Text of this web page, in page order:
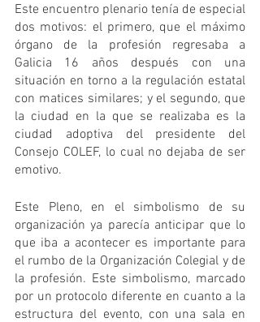
Este encuentro plenario tenía de especial
dos motivos: el primero, que el máximo
órgano de la profesión regresaba a
Galicia 16 años después con una
situación en torno a la regulación estatal
con matices similares; y el segundo, que
la ciudad en la que se realizaba es la
ciudad adoptiva del presidente del
Consejo COLEF, lo cual no dejaba de ser
emotivo.
Este Pleno, en el simbolismo de su
organización ya parecía anticipar que lo
que iba a acontecer es importante para
el rumbo de la Organización Colegial y de
la profesión. Este simbolismo, marcado
por un protocolo diferente en cuanto a la
estructura del evento, con una sala en